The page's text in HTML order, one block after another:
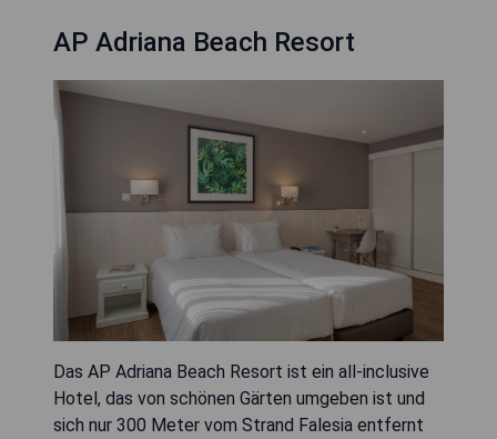
AP Adriana Beach Resort
Das AP Adriana Beach Resort ist ein all-inclusive
Hotel, das von schönen Gärten umgeben ist und
sich nur 300 Meter vom Strand Falesia entfernt